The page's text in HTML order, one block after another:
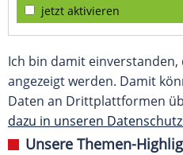
jetzt aktivieren
Ich bin damit
angezeigt werden. Damit
Daten an Drittplattformen
dazu in unseren
Unsere Themen-